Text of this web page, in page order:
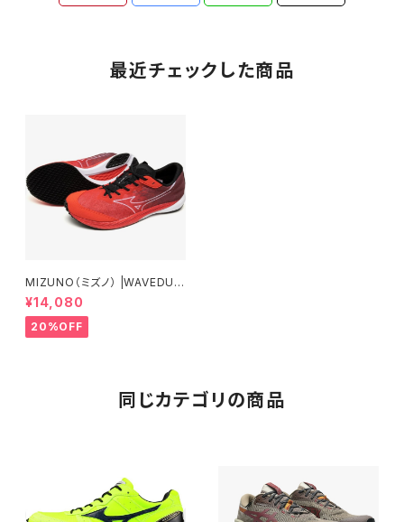
最近チェックした商品
MIZUNO（ミズノ） |WAVEDUE
L4 |レッド×ホワイト×ダークレ
ッド | Unisex
¥14,080
20%OFF
同じカテゴリの商品